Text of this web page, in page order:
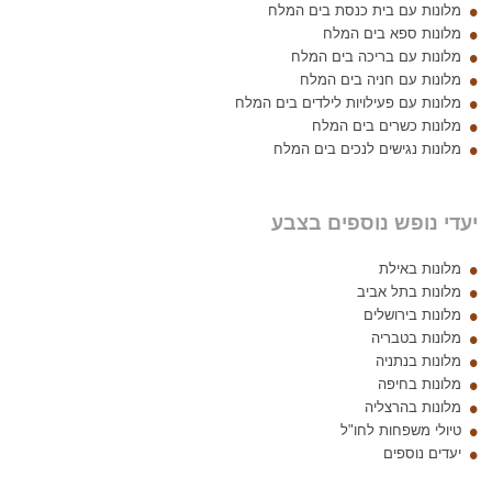
מלונות עם בית כנסת בים המלח
מלונות ספא בים המלח
מלונות עם בריכה בים המלח
מלונות עם חניה בים המלח
מלונות עם פעילויות לילדים בים המלח
מלונות כשרים בים המלח
מלונות נגישים לנכים בים המלח
יעדי נופש נוספים בצבע
מלונות באילת
מלונות בתל אביב
מלונות בירושלים
מלונות בטבריה
מלונות בנתניה
מלונות בחיפה
מלונות בהרצליה
טיולי משפחות לחו"ל
יעדים נוספים